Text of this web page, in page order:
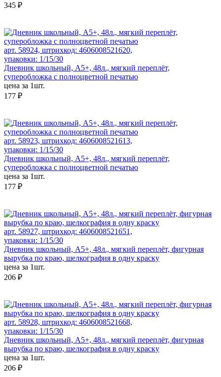
345 ₽
арт. 58924, штрихкод: 4606008521620,
упаковки: 1/15/30
Дневник школьный, А5+, 48л., мягкий переплёт,
суперобложка с полноцветной печатью
цена за 1шт.
177 ₽
арт. 58923, штрихкод: 4606008521613,
упаковки: 1/15/30
Дневник школьный, А5+, 48л., мягкий переплёт,
суперобложка с полноцветной печатью
цена за 1шт.
177 ₽
арт. 58927, штрихкод: 4606008521651,
упаковки: 1/15/30
Дневник школьный, А5+, 48л., мягкий переплёт, фигурная
вырубка по краю, шелкография в одну краску
цена за 1шт.
206 ₽
арт. 58928, штрихкод: 4606008521668,
упаковки: 1/15/30
Дневник школьный, А5+, 48л., мягкий переплёт, фигурная
вырубка по краю, шелкография в одну краску
цена за 1шт.
206 ₽